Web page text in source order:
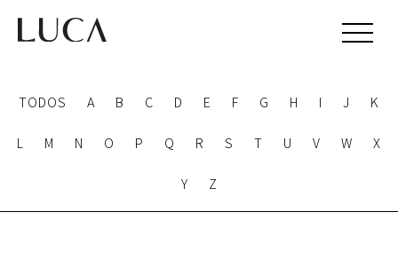
TODOS A B C D E F G H I J K
L M N O P Q R S T U V W X
Y Z